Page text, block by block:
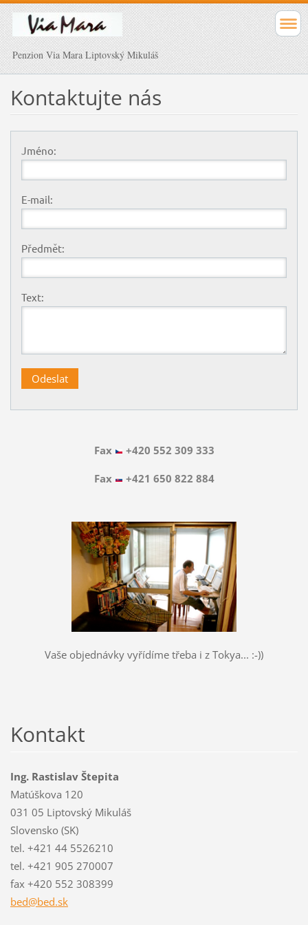
Penzion Via Mara Liptovský Mikuláš
Kontaktujte nás
Jméno:
E-mail:
Předmět:
Text:
Fax +420 552 309 333
Fax +421 650 822 884
Vaše objednávky vyřídíme třeba i z Tokya... :-))
Kontakt
Ing. Rastislav Štepita
Matúškova 120
031 05 Liptovský Mikuláš
Slovensko (SK)
tel. +421 44 5526210
tel. +421 905 270007
fax +420 552 308399
bed@bed.sk